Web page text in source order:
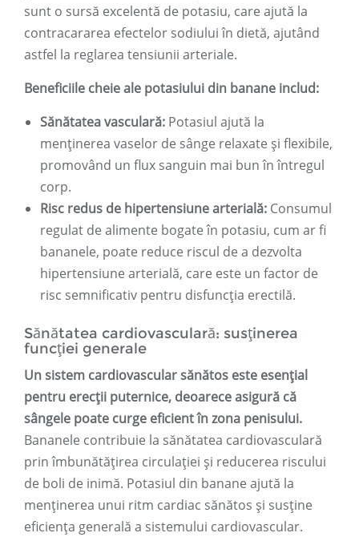
sunt o sursă excelentă de potasiu, care ajută la
contracararea efectelor sodiului în dietă, ajutând
astfel la reglarea tensiunii arteriale.
Beneficiile cheie ale potasiului din banane includ:
Sănătatea vasculară: Potasiul ajută la
menținerea vaselor de sânge relaxate și flexibile,
promovând un flux sanguin mai bun în întregul
corp.
Risc redus de hipertensiune arterială: Consumul
regulat de alimente bogate în potasiu, cum ar fi
bananele, poate reduce riscul de a dezvolta
hipertensiune arterială, care este un factor de
risc semnificativ pentru disfuncția erectilă.
Sănătatea cardiovasculară: susținerea
funcției generale
Un sistem cardiovascular sănătos este esențial
pentru erecții puternice, deoarece asigură că
sângele poate curge eficient în zona penisului.
Bananele contribuie la sănătatea cardiovasculară
prin îmbunătățirea circulației și reducerea riscului
de boli de inimă. Potasiul din banane ajută la
menținerea unui ritm cardiac sănătos și susține
eficiența generală a sistemului cardiovascular.